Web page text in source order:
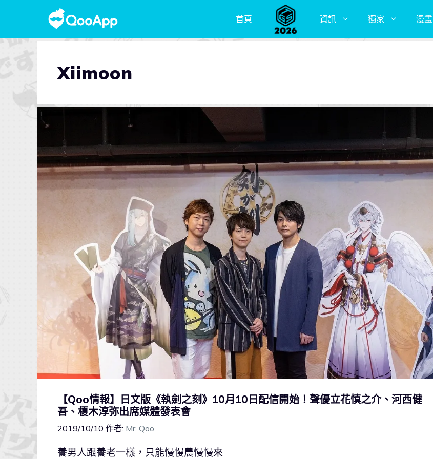
首頁 資訊 獨家 漫畫
Xiimoon
【Qoo情報】日文版《執劍之刻》10月10日配信開始！聲優立花慎之介、河西健
吾、榎木淳弥出席媒體發表會
2019/10/10 作者: Mr. Qoo
養男人跟養老一樣，只能慢慢農慢慢來